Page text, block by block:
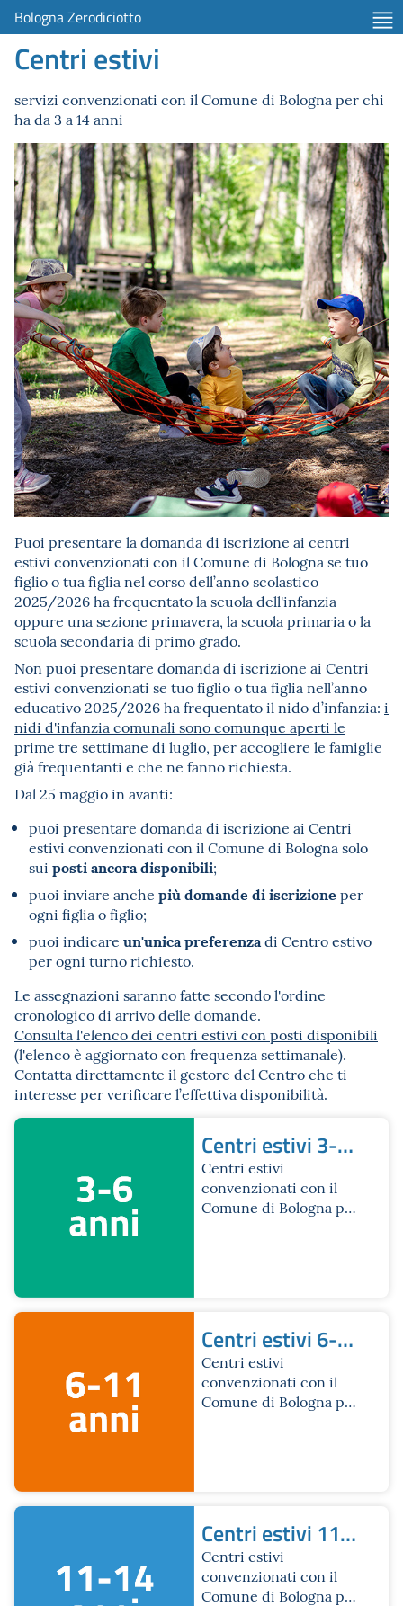
Bologna Zerodiciotto
Centri estivi
servizi convenzionati con il Comune di Bologna per chi
ha da 3 a 14 anni
Puoi presentare la domanda di iscrizione ai centri
estivi convenzionati con il Comune di Bologna se tuo
figlio o tua figlia nel corso dell’anno scolastico
2025/2026 ha frequentato la scuola dell'infanzia
oppure una sezione primavera, la scuola primaria o la
scuola secondaria di primo grado.
Non puoi presentare domanda di iscrizione ai Centri
estivi convenzionati se tuo figlio o tua figlia nell’anno
educativo 2025/2026 ha frequentato il nido d’infanzia: i
nidi d'infanzia comunali sono comunque aperti le
prime tre settimane di luglio, per accogliere le famiglie
già frequentanti e che ne fanno richiesta.
Dal 25 maggio in avanti:
puoi presentare domanda di iscrizione ai Centri
estivi convenzionati con il Comune di Bologna solo
sui posti ancora disponibili;
puoi inviare anche più domande di iscrizione per
ogni figlia o figlio;
puoi indicare un'unica preferenzadi Centro estivo
per ogni turno richiesto.
Le assegnazioni saranno fatte secondo l'ordine
cronologico di arrivo delle domande.
Consulta l'elenco dei centri estivi con posti disponibili
(l'elenco è aggiornato con frequenza settimanale).
Contatta direttamente il gestore del Centro che ti
interesse per verificare l’effettiva disponibilità.
Centri estivi 3-6
anni
Centri estivi
convenzionati con il
Comune di Bologna per
Centri estivi 6-
11 anni
Centri estivi
convenzionati con il
Comune di Bologna per
Centri estivi 11-
14 anni
Centri estivi
convenzionati con il
Comune di Bologna per